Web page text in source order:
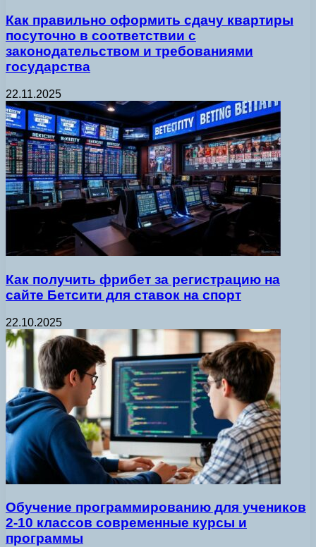
Как правильно оформить сдачу квартиры
посуточно в соответствии с
законодательством и требованиями
государства
22.11.2025
Как получить фрибет за регистрацию на
сайте Бетсити для ставок на спорт
22.10.2025
Обучение программированию для учеников
2-10 классов современные курсы и
программы